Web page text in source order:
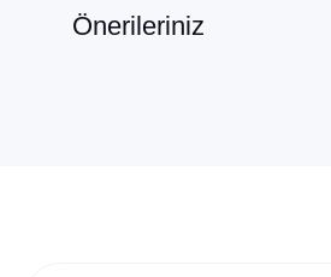
Önerileriniz